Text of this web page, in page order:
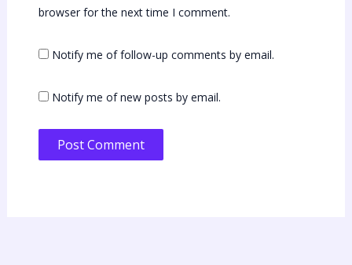
browser for the next time I comment.
Notify me of follow-up comments by email.
Notify me of new posts by email.